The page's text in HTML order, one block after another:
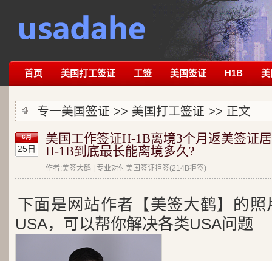
首页 美国打工签证 工签 美国签证 H1B 美
专一美国签证 >> 美国打工签证 >> 正文
6月
25日
美国工作签证H-1B离境3个月返美签证
H-1B到底最长能离境多久?
作者:美签大鹤 | 专业对付美国签证拒签(214B拒签)
下面是网站作者【美签大鹤】的
USA，可以帮你解决各类USA问题